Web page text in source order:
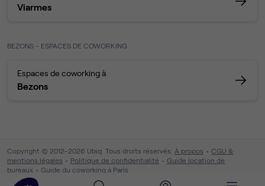
Viarmes
BEZONS - ESPACES DE COWORKING
Espaces de coworking à
Bezons
Copyright © 2012-2026 Ubiq. Tous droits réservés. À propos
CGU &
mentions légales
Politique de confidentialité
Guide location de
bureaux
Guide du coworking à Paris